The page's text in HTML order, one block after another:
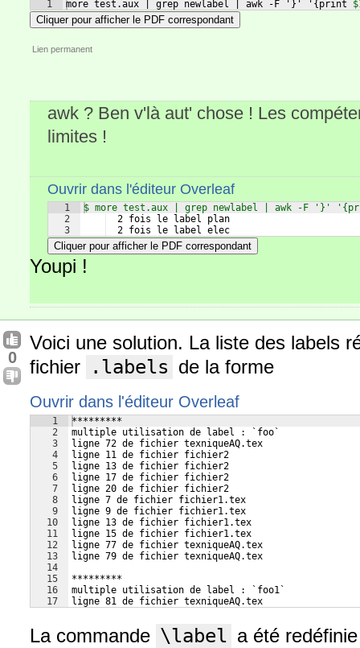
1 more test.aux | grep newlabel | awk -F ' } ' ' { print
Cliquer pour afficher le PDF correspondant
Lien permanent
awk ? Ben v'là aut' chose ! Les
limites !
Ouvrir dans l'éditeur Overleaf
1
2
3
$ more test.aux | grep newlabel | awk -F '}'
  2 fois le label plan
  2 fois le label elec
Cliquer pour afficher le PDF correspondant
Youpi !
0
Voici une solution. La liste des labels
fichier
.labels de la forme
Ouvrir dans l'éditeur Overleaf
1
2
3
4
5
6
7
8
9
10
11
12
13
14
15
16
17
*********
multiple utilisation de label : `foo`
ligne 72 de fichier texniqueAQ.tex
ligne 11 de fichier fichier2
ligne 13 de fichier fichier2
ligne 17 de fichier fichier2
ligne 20 de fichier fichier2
ligne 7 de fichier fichier1.tex
ligne 9 de fichier fichier1.tex
ligne 13 de fichier fichier1.tex
ligne 15 de fichier fichier1.tex
ligne 77 de fichier texniqueAQ.tex
ligne 79 de fichier texniqueAQ.tex
*********
multiple utilisation de label : `foo1`
ligne 81 de fichier texniqueAQ.tex
La commande \label a été